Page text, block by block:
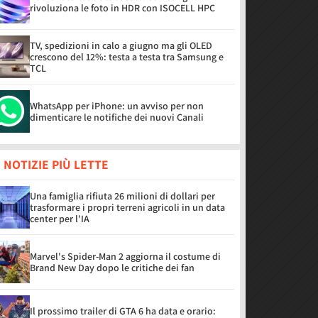
rivoluziona le foto in HDR con ISOCELL HPC
TV, spedizioni in calo a giugno ma gli OLED
crescono del 12%: testa a testa tra Samsung e
TCL
WhatsApp per iPhone: un avviso per non
dimenticare le notifiche dei nuovi Canali
NOTIZIE PIÙ LETTE
Una famiglia rifiuta 26 milioni di dollari per
trasformare i propri terreni agricoli in un data
center per l'IA
Marvel's Spider-Man 2 aggiorna il costume di
Brand New Day dopo le critiche dei fan
Il prossimo trailer di GTA 6 ha data e orario: